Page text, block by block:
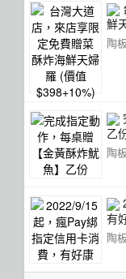
鮮
陶
乙
陶
有
陶